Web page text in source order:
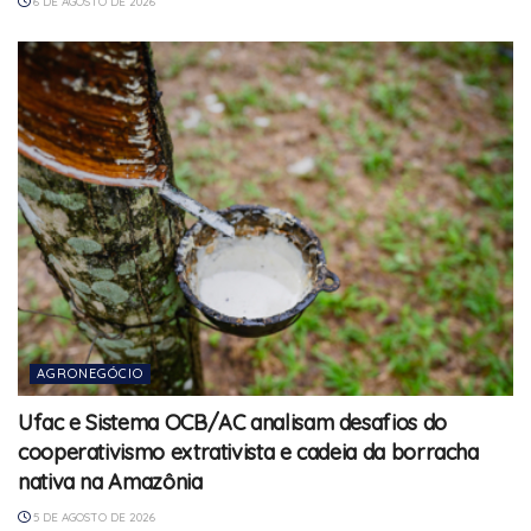
AGRONEGÓCIO
Ufac e Sistema OCB/AC analisam desafios do
cooperativismo extrativista e cadeia da borracha
nativa na Amazônia
5 DE AGOSTO DE 2026